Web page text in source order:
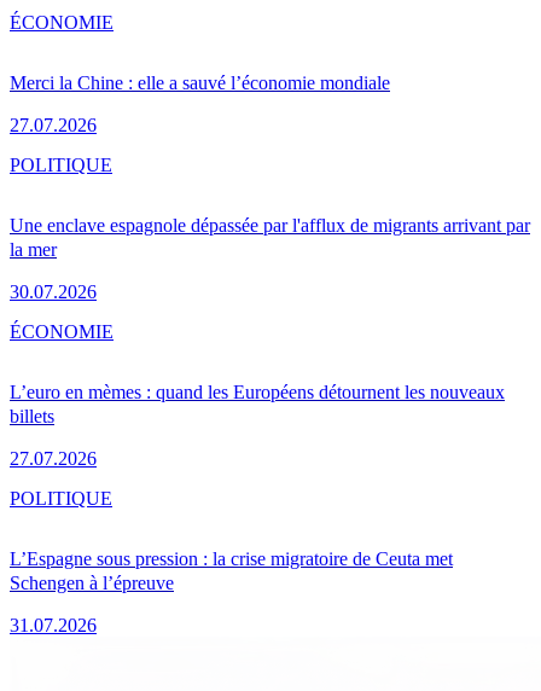
Merci la Chine : elle a sauvé l’économie mondiale
27.07.2026
ÉCONOMIE
Une enclave espagnole dépassée par l'afflux de migrants arrivant par
la mer
30.07.2026
POLITIQUE
L’euro en mèmes : quand les Européens détournent les nouveaux
billets
27.07.2026
ÉCONOMIE
L’Espagne sous pression : la crise migratoire de Ceuta met
Schengen à l’épreuve
31.07.2026
POLITIQUE